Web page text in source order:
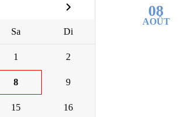
Sa Di
1 2
8 9
15 16
08
AOÛT